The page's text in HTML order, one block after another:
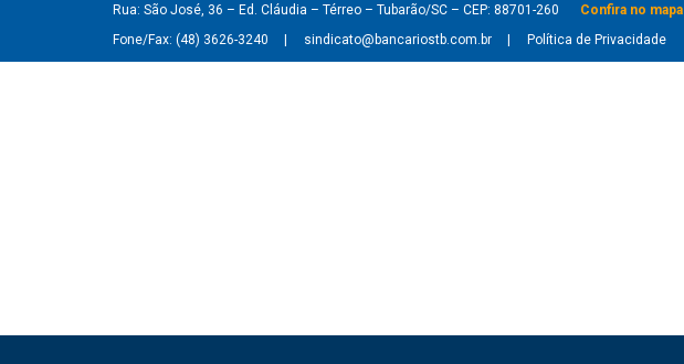
Rua: São José, 36 – Ed. Cláudia – Térreo – Tubarão/SC – CEP: 88701-260
Confira no mapa
Fone/Fax: (48) 3626-3240
sindicato@bancariostb.com.br Política de Privacidade